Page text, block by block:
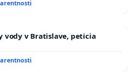
vody v Bratislave, peticia